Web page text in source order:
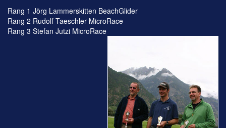
Rang 1 Jörg Lammerskitten BeachGlider
Rang 2 Rudolf Taeschler MicroRace
Rang 3 Stefan Jutzi MicroRace